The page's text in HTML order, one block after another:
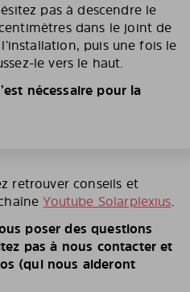
pas à descendre le
dans le joint de
puis une fois le
le vers le haut.
nécessaire pour la
retrouver conseils et
Youtube Solarplexius.
poser des questions
pas à nous contacter et
(qui nous aideront